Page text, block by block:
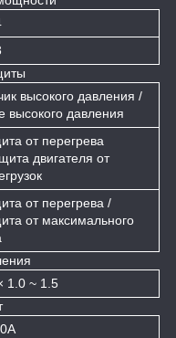
высокого давления /
высокого давления
от перегрева
двигателя от
от перегрева /
от максимального
1.0 ~ 1.5